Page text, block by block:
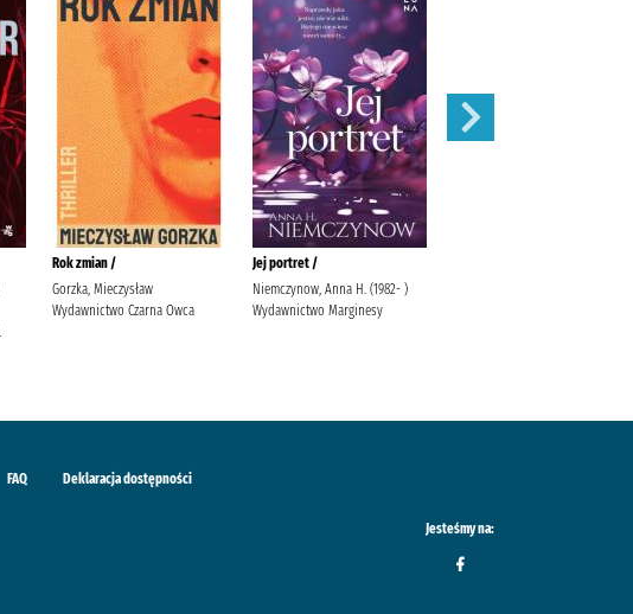
Rok zmian /
Gorzka, Mieczysław
Wydawnictwo Czarna Owca
Jej portret /
Niemczynow, Anna H. (1982- )
Wydawnictwo Marginesy
FAQ Deklaracja dostępności
Jesteśmy na: